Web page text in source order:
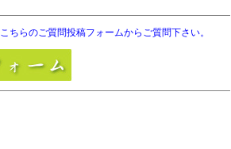
こちらのご質問投稿フォームからご質問下さい。